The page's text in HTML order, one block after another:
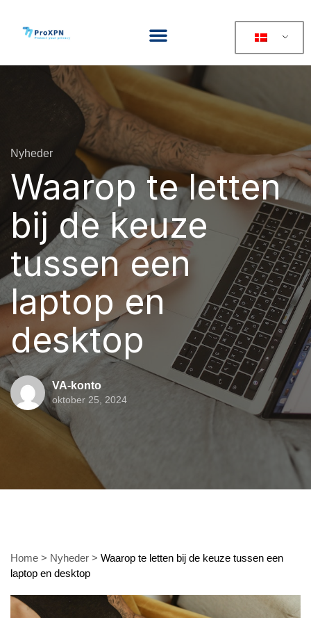
Nyheder
Waarop te letten
bij de keuze
tussen een
laptop en
desktop
VA-konto
oktober 25, 2024
Home > Nyheder > Waarop te letten bij de keuze tussen een
laptop en desktop